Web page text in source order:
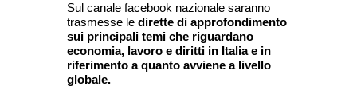
Sul canale facebook nazionale saranno
trasmesse le dirette di approfondimento
sui principali temi che riguardano
economia, lavoro e diritti in Italia e in
riferimento a quanto avviene a livello
globale.